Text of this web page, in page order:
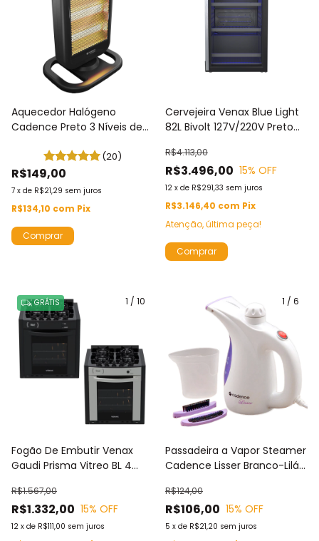
Aquecedor Halógeno
Cadence Preto 3 Níveis de
AQC315
(20)
R$149,00
7 x de R$21,29 sem juros
R$134,10 com Pix
Comprar
Cervejeira Venax Blue Light
82L Bivolt 127V/220V Preto
R$3.496,00
R$4.113,00
15% OFF
12 x de R$291,33 sem juros
R$3.146,40 com Pix
Atenção, última peça!
Comprar
1 / 10
GRÁTIS
Fogão De Embutir Venax
Gaudi Prisma Vitreo BL 4
R$1.332,00
R$1.567,00
15% OFF
12 x de R$111,00 sem juros
1 / 6
Passadeira a Vapor Steamer
Cadence Lisser Branco-Lilás
Vertical e Higieniza Vap901
R$106,00
R$124,00
15% OFF
5 x de R$21,20 sem juros